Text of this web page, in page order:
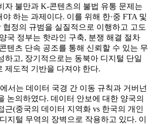
자 불만과 K-콘텐츠의 불법 유통 문제는
하는 과제이다. 이를 위해 한·중 FTA 및
협정의 규범을 실질적으로 이행하고 고도
국 정부는 핫라인 구축, 분쟁 해결 절차
텐츠 단속 공조를 통해 신뢰할 수 있는 무
하고, 장기적으로는 동북아 디지털 단일
제도적 기반을 다져야 한다.
서는 데이터 국경 간 이동 규칙과 거버넌
논의하였다. 데이터 안보에 대한 양국의
근(중국의 데이터 지역화 vs 한국의 개인
지털 무역의 장벽으로 작용하고 있다. 이